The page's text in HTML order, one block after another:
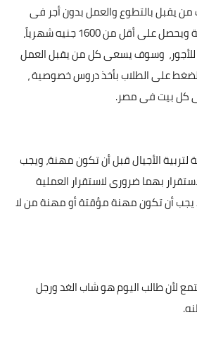
من يقبل بالتطوع والعمل بدون أجر فى
المدارس، أو العمل بالحصة ويحصل على أقل من 1600 جنيه شهرياً،
وسوف يسعى كل من يقبل العمل
الـ20 جنيهاً للضغط على الطلاب بأخذ دروس خصوصية ،
كل بيت فى مصر.
لتربية الأجيال قبل أن تكون مهنة، ويجب
بهما ضرورى لاستقرار العملية
يجب أن تكون مهنة مؤقتة أو مهنة من لا
لأن طالب اليوم هو شاب الغد ورجل